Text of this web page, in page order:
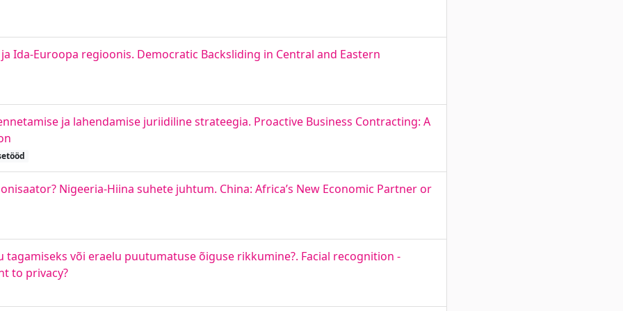
Ida-Euroopa regioonis. Democratic Backsliding in Central and Eastern
ja lahendamise juriidiline strateegia. Proactive Business Contracting: A
Nigeeria-Hiina suhete juhtum. China: Africa’s New Economic Partner or
või eraelu puutumatuse õiguse rikkumine?. Facial recognition -
to privacy?